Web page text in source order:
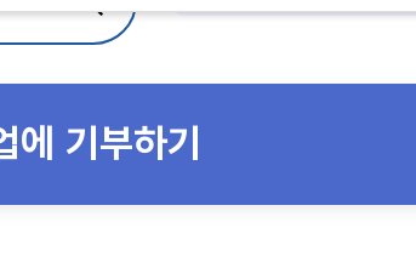
검색
에 기부하기